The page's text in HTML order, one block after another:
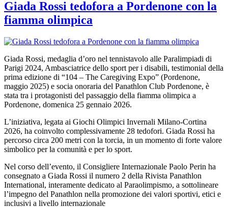
Giada Rossi tedofora a Pordenone con la
fiamma olimpica
Giada Rossi, medaglia d’oro nel tennistavolo alle Paralimpiadi di
Parigi 2024, Ambasciatrice dello sport per i disabili, testimonial della
prima edizione di “104 – The Caregiving Expo” (Pordenone,
maggio 2025) e socia onoraria del Panathlon Club Pordenone, è
stata tra i protagonisti del passaggio della fiamma olimpica a
Pordenone, domenica 25 gennaio 2026.
L’iniziativa, legata ai Giochi Olimpici Invernali Milano-Cortina
2026, ha coinvolto complessivamente 28 tedofori. Giada Rossi ha
percorso circa 200 metri con la torcia, in un momento di forte valore
simbolico per la comunità e per lo sport.
Nel corso dell’evento, il Consigliere Internazionale Paolo Perin ha
consegnato a Giada Rossi il numero 2 della Rivista Panathlon
International, interamente dedicato al Paraolimpismo, a sottolineare
l’impegno del Panathlon nella promozione dei valori sportivi, etici e
inclusivi a livello internazionale